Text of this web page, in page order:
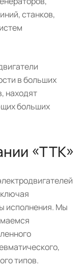
станков,
в больших
находят
больших
«ТТК»
исполнения. Мы
типов.